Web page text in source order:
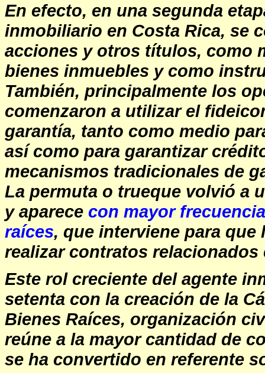
En efecto, en una segunda
inmobiliario en Costa Rica, se
acciones y otros títulos, como
bienes inmuebles y como
También, principalmente los
comenzaron a utilizar el
garantía, tanto como medio
así como para garantizar
mecanismos tradicionales de
La permuta o trueque volvió a
y aparece con mayor
raíces, que interviene para
realizar contratos
Este rol creciente del agente
setenta con la creación de la
Bienes Raíces, organización
reúne a la mayor cantidad de
se ha convertido en referente